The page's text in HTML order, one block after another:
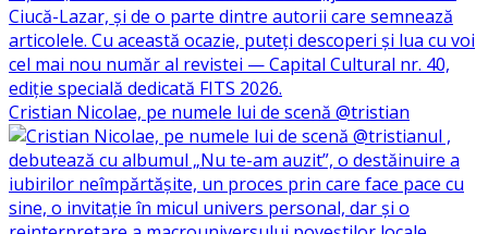
Cristian Nicolae, pe numele lui de scenă @tristian